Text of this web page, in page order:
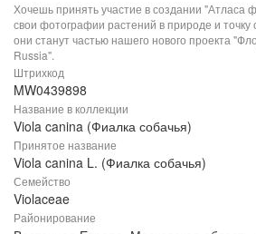
Хочешь принять участие в создании "Атласа
свои фотографии растений в природе и точку
они станут частью нашего нового проекта
Russia".
Штрихкод
MW0439898
Название в коллекции
Viola canina (Фиалка собачья)
Принятое название
Viola canina L. (Фиалка собачья)
Семейство
Violaceae
Районирование